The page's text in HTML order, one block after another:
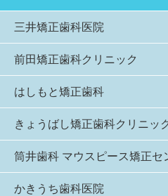
三井矯正歯科医院
前田矯正歯科クリニック
はしもと矯正歯科
きょうばし矯正歯科クリニッ
筒井歯科 マウスピース矯正セ
かきうち歯科医院